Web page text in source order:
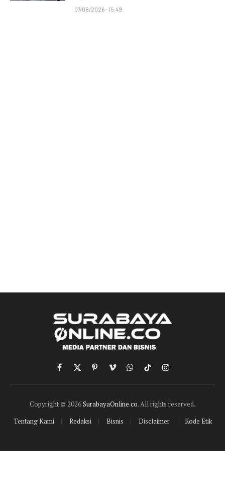
07/08/2026 - 15:49
Facebook
X
(Twitter)
PinterestVimeoWhatsApp
TikTokInstagram
Copyright © 2026SurabayaOnline.co. All rights reserved.
Tentang Kami
Redaksi Bisnis Disclaimer Kode Etik